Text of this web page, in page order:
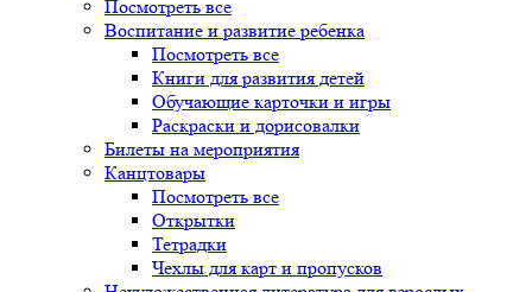
Посмотреть все
Воспитание и развитие ребенка
Посмотреть все
Книги для развития детей
Обучающие карточки и игры
Раскраски и дорисовалки
Билеты на мероприятия
Канцтовары
Посмотреть все
Открытки
Тетрадки
Чехлы для карт и пропусков